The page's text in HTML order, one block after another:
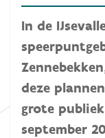
In de
deze
grote
september